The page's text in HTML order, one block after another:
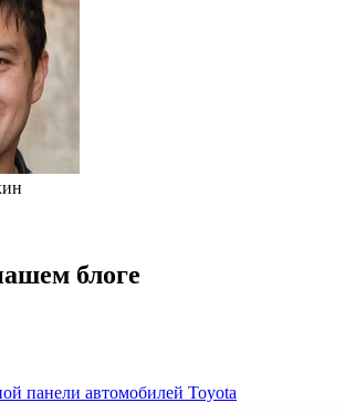
блоге
панели автомобилей Toyota